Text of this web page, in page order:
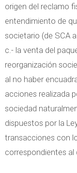
origen del reclamo
entendimiento de
societario (de SCA
c.- la venta del
reorganización
al no haber
acciones realizada
sociedad
dispuestos por la
transacciones con
correspondientes